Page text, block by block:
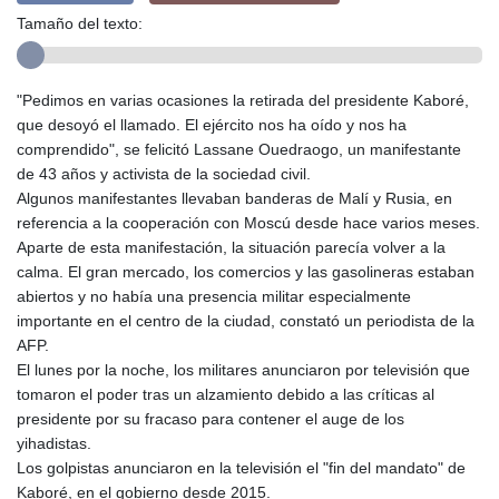
Tamaño del texto:
"Pedimos en varias ocasiones la retirada del presidente Kaboré,
que desoyó el llamado. El ejército nos ha oído y nos ha
comprendido", se felicitó Lassane Ouedraogo, un manifestante
de 43 años y activista de la sociedad civil.
Algunos manifestantes llevaban banderas de Malí y Rusia, en
referencia a la cooperación con Moscú desde hace varios meses.
Aparte de esta manifestación, la situación parecía volver a la
calma. El gran mercado, los comercios y las gasolineras estaban
abiertos y no había una presencia militar especialmente
importante en el centro de la ciudad, constató un periodista de la
AFP.
El lunes por la noche, los militares anunciaron por televisión que
tomaron el poder tras un alzamiento debido a las críticas al
presidente por su fracaso para contener el auge de los
yihadistas.
Los golpistas anunciaron en la televisión el "fin del mandato" de
Kaboré, en el gobierno desde 2015.